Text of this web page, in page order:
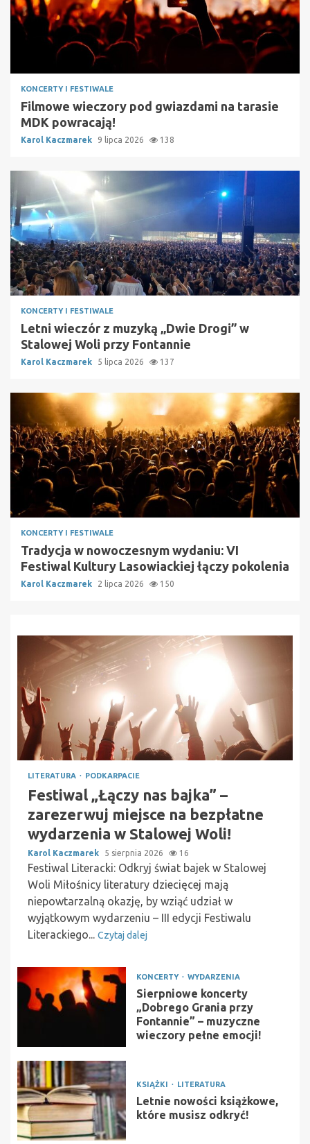
KONCERTY I FESTIWALE
Filmowe wieczory pod gwiazdami na tarasie
MDK powracają!
Karol Kaczmarek 9 lipca 2026 138
KONCERTY I FESTIWALE
Letni wieczór z muzyką „Dwie Drogi” w
Stalowej Woli przy Fontannie
Karol Kaczmarek 5 lipca 2026 137
KONCERTY I FESTIWALE
Tradycja w nowoczesnym wydaniu: VI
Festiwal Kultury Lasowiackiej łączy pokolenia
Karol Kaczmarek 2 lipca 2026 150
LITERATURA PODKARPACIE
Festiwal „Łączy nas bajka” –
zarezerwuj miejsce na bezpłatne
wydarzenia w Stalowej Woli!
Karol Kaczmarek 5 sierpnia 2026 16
Festiwal Literacki: Odkryj świat bajek w Stalowej
Woli Miłośnicy literatury dziecięcej mają
niepowtarzalną okazję, by wziąć udział w
wyjątkowym wydarzeniu – III edycji Festiwalu
Literackiego... Czytaj dalej
KONCERTY WYDARZENIA
Sierpniowe koncerty
„Dobrego Grania przy
Fontannie” – muzyczne
wieczory pełne emocji!
KSIĄŻKI LITERATURA
Letnie nowości książkowe,
które musisz odkryć!